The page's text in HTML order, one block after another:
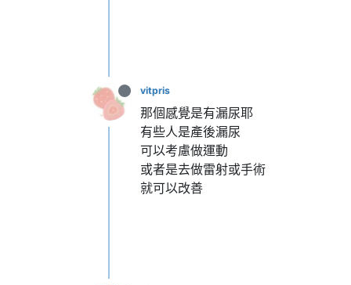
vitpris
那個感覺是有漏尿耶
有些人是產後漏尿
可以考慮做運動
或者是去做雷射或手術
就可以改善